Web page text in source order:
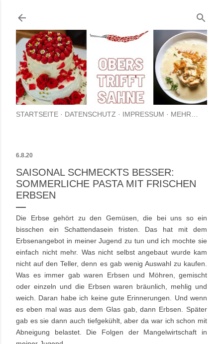
STARTSEITE DATENSCHUTZ IMPRESSUM MEHR…
6.8.20
SAISONAL SCHMECKTS BESSER:
SOMMERLICHE PASTA MIT FRISCHEN
ERBSEN
Die Erbse gehört zu den Gemüsen, die bei uns so ein
bisschen ein Schattendasein fristen. Das hat mit dem
Erbsenangebot in meiner Jugend zu tun und ich mochte sie
einfach nicht mehr. Was nicht selbst angebaut wurde kam
nicht auf den Teller, denn es gab wenig Auswahl zu kaufen.
Was es immer gab waren Erbsen und Möhren, gemischt
oder einzeln und die Erbsen waren bräunlich, mehlig und
weich. Daran habe ich keine gute Erinnerungen. Und wenn
es eben mal was aus dem Glas gab, dann Erbsen. Später
gab es sie dann auch tiefgekühlt, aber da war ich schon mit
Abneigung belastet. Die Folgen der Mangelwirtschaft in